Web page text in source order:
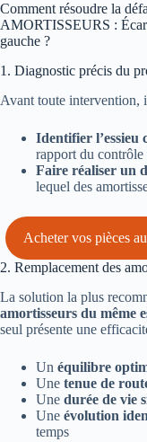
Comment résoudre la
AMORTISSEURS :
gauche ?
1. Diagnostic précis du
Avant toute intervention,
Identifier l’essieu
rapport du contrôle
Faire réaliser un
lequel des
Acheter vos pièces
2. Remplacement des
La solution la plus
amortisseurs du même
seul présente une
Un équilibre
Une tenue de
Une durée de vie
Une évolution
temps